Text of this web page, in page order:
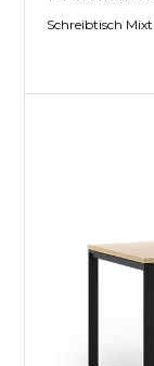
Schreibtisch Mixt